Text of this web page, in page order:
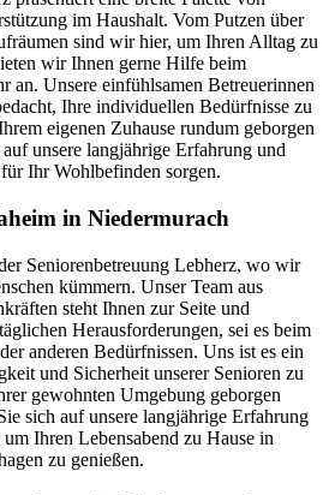
im Haushalt. Vom Putzen über
sind wir hier, um Ihren Alltag zu
wir Ihnen gerne Hilfe beim
an. Unsere einfühlsamen Betreuerinnen
Ihre individuellen Bedürfnisse zu
eigenen Zuhause rundum geborgen
unsere langjährige Erfahrung und
Ihr Wohlbefinden sorgen.
in Niedermurach
Seniorenbetreuung Lebherz, wo wir
kümmern. Unser Team aus
steht Ihnen zur Seite und
Herausforderungen, sei es beim
anderen Bedürfnissen. Uns ist es ein
und Sicherheit unserer Senioren zu
gewohnten Umgebung geborgen
sich auf unsere langjährige Erfahrung
Ihren Lebensabend zu Hause in
zu genießen.